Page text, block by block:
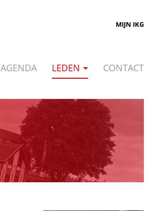
MIJN IKG
AGENDA LEDEN CONTACT